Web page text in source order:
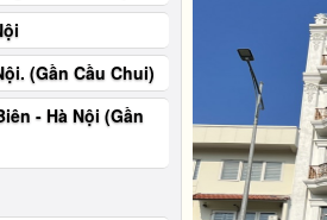
(Gần Cầu Chui)
- Hà Nội (Gần